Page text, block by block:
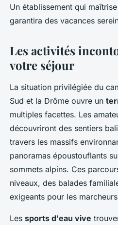
Un établissement qui
garantira des vacances
Les activités
votre séjour
La situation privilégiée du
Sud et la Drôme ouvre un
multiples facettes. Les
découvriront des sentiers
travers les massifs
panoramas époustouflants
sommets alpins. Ces
niveaux, des balades
exigeants pour les
Les sports d'eau vive